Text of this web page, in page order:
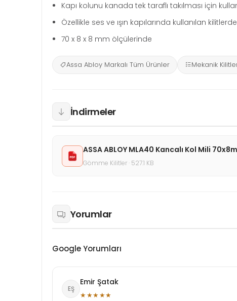
Kapı kolunu kanada tek taraflı takılması için
Özellikle ses ve ışın kapılarında kullanılan kilitlerde
70 x 8 x 8 mm ölçülerinde
Assa Abloy Markalı Tüm Ürünler Mekanik
İndirmeler
ASSA ABLOY MLA40 Kancalı Kol Mili
Gömme Kilitler · 527.1 KB
Yorumlar
Google Yorumları
EŞ
Emir Şatak
★★★★★